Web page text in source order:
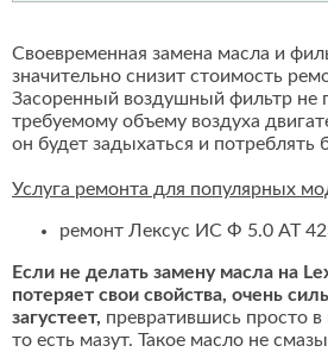
Своевременная замена масла и
значительно снизит стоимость
Засоренный воздушный фильтр не
требуемому объему воздуха
он будет задыхаться и потреблять
Услуга ремонта для популярных
ремонт Лексус ИС Ф 5.0 AT
Если не делать замену масла на
потеряет свои свойства, очень
загустеет, превратившись просто
то есть мазут. Такое масло не